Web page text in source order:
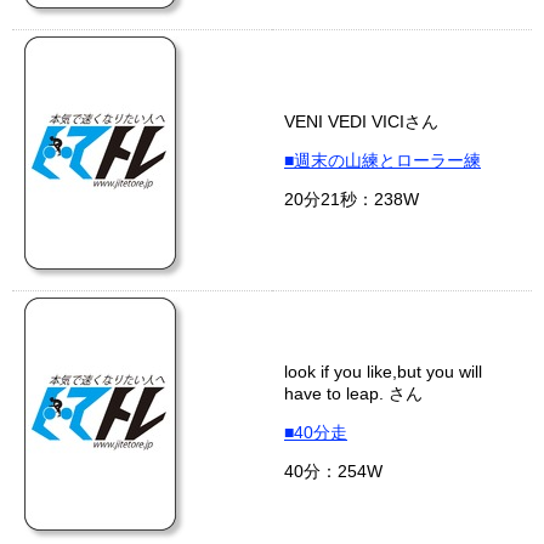
VENI VEDI VICIさん
■週末の山練とローラー練
20分21秒：238W
look if you like,but you will
have to leap. さん
■40分走
40分：254W